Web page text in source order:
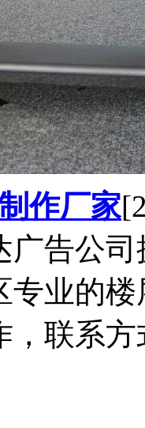
作厂家
广告公
专业的
联系方